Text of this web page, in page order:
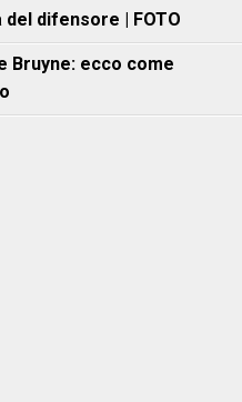
difensore | FOTO
Bruyne: ecco come